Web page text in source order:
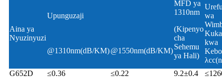
Aina ya
Nyuzinyuzi
Upunguzaji
MFD ya
1310nm
(Kipenyo
cha
Sehemu
ya Hali)
wa
kwa
Kebo
@1310nm(dB/KM)@1550nm(dB/KM)
G652D ≤0.36 ≤0.22 9.2±0.4